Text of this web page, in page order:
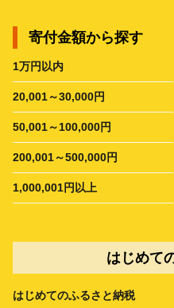
寄付金額から探す
1万円以内
20,001～30,000円
50,001～100,000円
200,001～500,000円
1,000,001円以上
はじめて
はじめてのふるさと納税